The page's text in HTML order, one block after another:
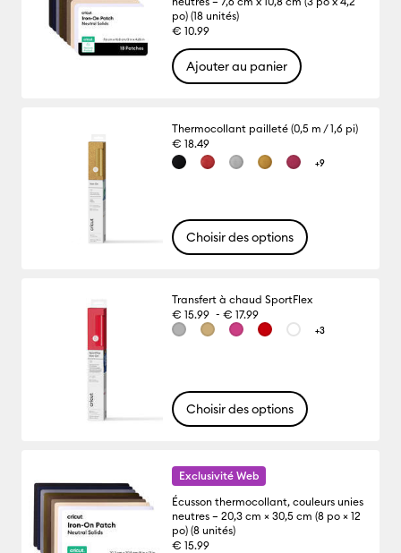
po) (18 unités)
€ 10.99
Ajouter au panier
Thermocollant pailleté (0,5 m / 1,6 pi)
€ 18.49
+9
Choisir des options
Transfert à chaud SportFlex
€ 15.99 - € 17.99
+3
Choisir des options
Exclusivité Web
Écusson thermocollant, couleurs unies
neutres – 20,3 cm × 30,5 cm (8 po × 12
po) (8 unités)
€ 15.99